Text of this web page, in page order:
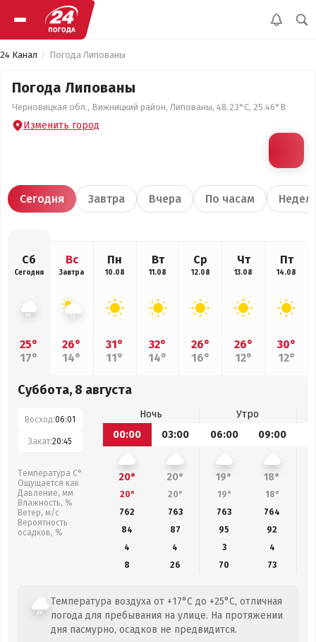
24 Канал Погода Липованы
Погода Липованы
Черновицкая обл., Вижницкий район, Липованы, 48.23°С, 25.46°В
Изменить город
Сегодня Завтра Вчера По часам
Сб
Сегодня
25°
17°
Вс
Завтра
26°
14°
Пн
10.08
31°
11°
Вт
11.08
32°
14°
Ср
12.08
26°
16°
Чт
13.08
26°
12°
Пт
14.08
30°
12°
Суббота, 8 августа
Восход:06:01
Закат:20:45
Температура С°
Ощущается как
Давление, мм
Влажность, %
Ветер, м/с
Вероятность
осадков, %
Ночь
Утро
00:00
03:00 06:00 09:00
20° 20° 19° 18°
20° 20° 19° 18°
762
763 763 764
84
87 95 92
4
4 3
4
8
26 70 73
Температура воздуха от +17°C до +25°C, отличная
погода для пребывания на улице. На протяжении
дня пасмурно, осадков не предвидится.